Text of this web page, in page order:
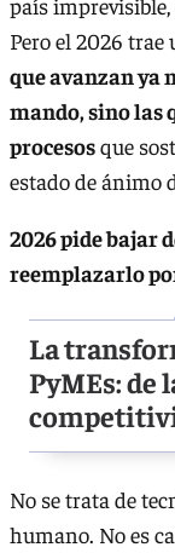
Pero el 2026
que avanzan ya
mando, sino las
procesosque
estado de ánimo
2026 pide bajar
reemplazarlo
La
PyMEs: de
No se trata de
humano. No es